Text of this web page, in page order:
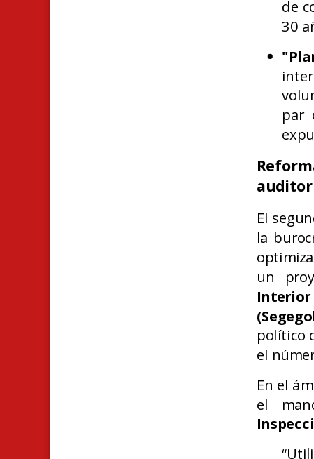
de
30
par
El
la
un
político
el
En el
el